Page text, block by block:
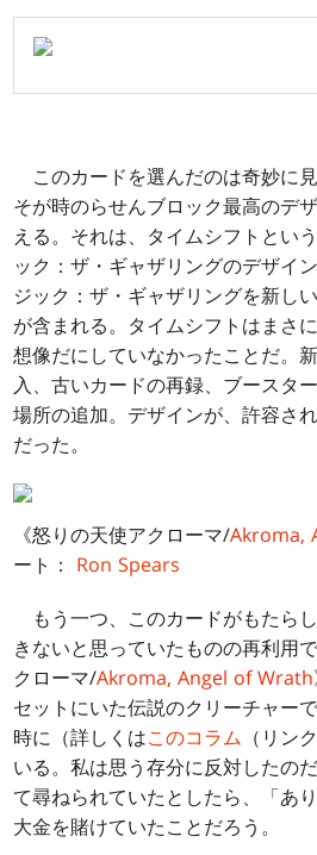
このカードを選んだのは奇妙に
そが時のらせんブロック最高のデ
える。それは、タイムシフトとい
ック：ザ・ギャザリングのデザイ
ジック：ザ・ギャザリングを新し
が含まれる。タイムシフトはまさ
想像だにしていなかったことだ。
入、古いカードの再録、ブースタ
場所の追加。デザインが、許容さ
だった。
《怒りの天使アクローマ/Akroma,
ート： Ron Spears
もう一つ、このカードがもたら
きないと思っていたものの再利用
クローマ/Akroma, Angel of Wrath
セットにいた伝説のクリーチャー
時に（詳しくはこのコラム （リン
いる。私は思う存分に反対したの
て尋ねられていたとしたら、「あ
大金を賭けていたことだろう。